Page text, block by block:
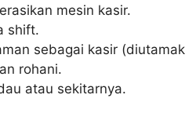
mesin kasir.
shift.
sebagai kasir
rohani.
atau sekitarnya.